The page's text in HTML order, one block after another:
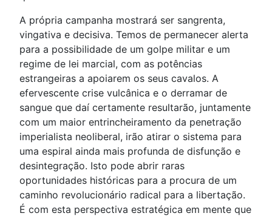
A própria campanha mostrará ser sangrenta,
vingativa e decisiva. Temos de permanecer alerta
para a possibilidade de um golpe militar e um
regime de lei marcial, com as potências
estrangeiras a apoiarem os seus cavalos. A
efervescente crise vulcânica e o derramar de
sangue que daí certamente resultarão, juntamente
com um maior entrincheiramento da penetração
imperialista neoliberal, irão atirar o sistema para
uma espiral ainda mais profunda de disfunção e
desintegração. Isto pode abrir raras
oportunidades históricas para a procura de um
caminho revolucionário radical para a libertação.
É com esta perspectiva estratégica em mente que